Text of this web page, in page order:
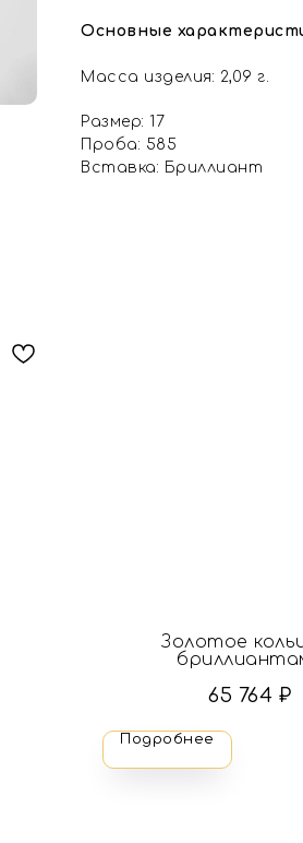
Основные
Масса изделия: 2,09 г.
Размер: 17
Проба: 585
Вставка: Бриллиант
Золотое
65 764 ₽
Подробнее